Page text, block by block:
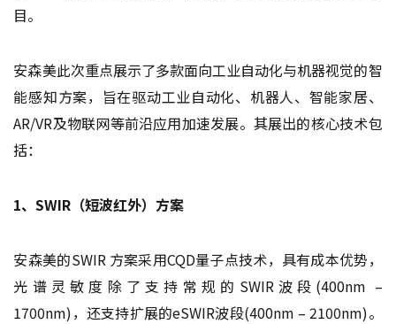
目。
安森美此次重点展示了多款面向工业自动化与机器视觉的智
能感知方案，旨在驱动工业自动化、机器人、智能家居、
AR/VR及物联网等前沿应用加速发展。其展出的核心技术包
括：
1、SWIR（短波红外）方案
安森美的SWIR 方案采用CQD量子点技术，具有成本优势，
光谱灵敏度除了支持常规的SWIR波段(400nm –
1700nm)，还支持扩展的eSWIR波段(400nm – 2100nm)。